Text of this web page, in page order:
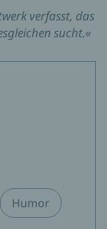
verfasst, das
sucht.«
Humor